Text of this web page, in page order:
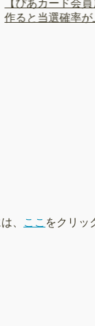
【ぴあカード会
作ると当選確率が
、 ここ をクリッ